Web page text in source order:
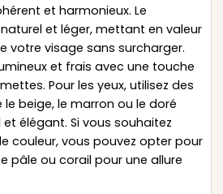
et harmonieux. Le
et léger, mettant en valeur
votre visage sans surcharger.
et frais avec une touche
Pour les yeux, utilisez des
beige, le marron ou le doré
élégant. Si vous souhaitez
couleur, vous pouvez opter pour
pâle ou corail pour une allure